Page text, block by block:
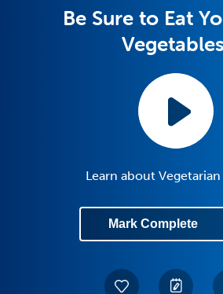
Be Sure to Eat
Learn about Vegetarian
Mark Complete